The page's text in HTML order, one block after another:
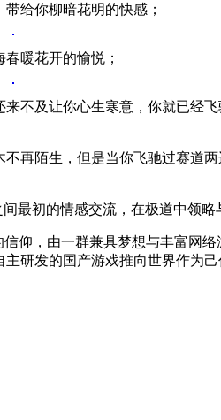
给你柳暗花明的快感；
暖花开的愉悦；
不及让你心生寒意，你就已经
再陌生，但是当你飞驰过赛道
最初的情感交流，在极道中领略
，由一群兼具梦想与丰富网
研发的国产游戏推向世界作为己